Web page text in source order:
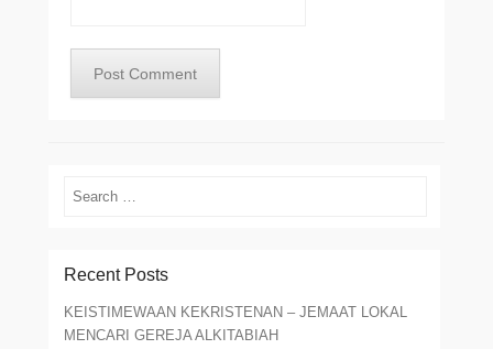
Search
Recent Posts
KEISTIMEWAAN KEKRISTENAN – JEMAAT LOKAL
MENCARI GEREJA ALKITABIAH